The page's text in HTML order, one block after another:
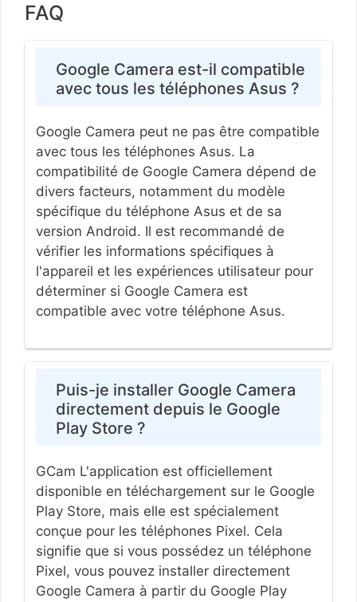
FAQ
Google Camera est-il compatible
avec tous les téléphones Asus ?
Google Camera peut ne pas être compatible
avec tous les téléphones Asus. La
compatibilité de Google Camera dépend de
divers facteurs, notamment du modèle
spécifique du téléphone Asus et de sa
version Android. Il est recommandé de
vérifier les informations spécifiques à
l'appareil et les expériences utilisateur pour
déterminer si Google Camera est
compatible avec votre téléphone Asus.
Puis-je installer Google Camera
directement depuis le Google
Play Store ?
GCam L'application est officiellement
disponible en téléchargement sur le Google
Play Store, mais elle est spécialement
conçue pour les téléphones Pixel. Cela
signifie que si vous possédez un téléphone
Pixel, vous pouvez installer directement
Google Camera à partir du Google Play